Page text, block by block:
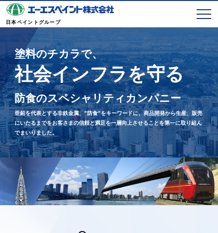
日本ペイントグループ
メ
ー
塗料のチカラで、
社会インフラを守る
防食のスペシャリティカンパニー
亜鉛を代表とする非鉄金属、”防食”をキーワードに、商品開発から生産、販売
にいたるまでをお客さまの信頼と満足を一層向上させることを第一に取り組ん
でまいりました。